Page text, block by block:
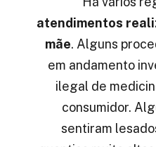
atendimentos
mãe. Alguns
em andamento
ilegal de
consumidor.
sentiram